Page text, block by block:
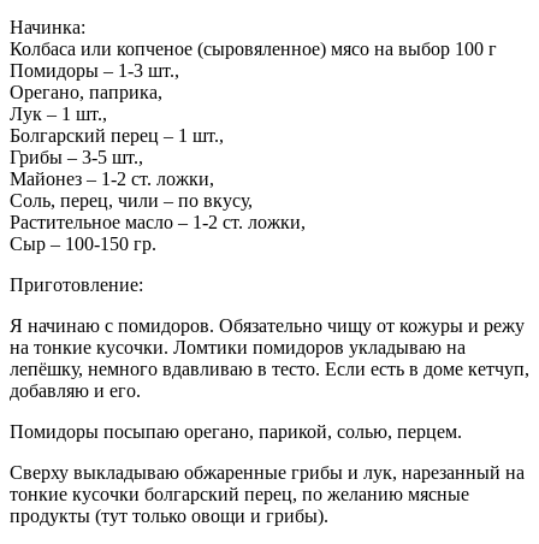
Начинка:
Колбаса или копченое (сыровяленное) мясо на выбор 100 г
Помидоры – 1-3 шт.,
Орегано, паприка,
Лук – 1 шт.,
Болгарский перец – 1 шт.,
Грибы – 3-5 шт.,
Майонез – 1-2 ст. ложки,
Соль, перец, чили – по вкусу,
Растительное масло – 1-2 ст. ложки,
Сыр – 100-150 гр.
Приготовление:
Я начинаю с помидоров. Обязательно чищу от кожуры и режу
на тонкие кусочки. Ломтики помидоров укладываю на
лепёшку, немного вдавливаю в тесто. Если есть в доме кетчуп,
добавляю и его.
Помидоры посыпаю орегано, парикой, солью, перцем.
Сверху выкладываю обжаренные грибы и лук, нарезанный на
тонкие кусочки болгарский перец, по желанию мясные
продукты (тут только овощи и грибы).